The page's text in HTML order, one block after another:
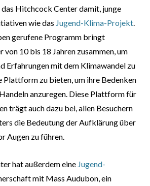
Hitchcock Center damit, junge
wie das Jugend-Klima-Projekt.
gerufene Programm bringt
von 10 bis 18 Jahren zusammen, um
Erfahrungen mit dem Klimawandel zu
Plattform zu bieten, um ihre Bedenken
anzuregen. Diese Plattform für
trägt auch dazu bei, allen Besuchern
die Bedeutung der Aufklärung über
Augen zu führen.
hat außerdem eine Jugend-
mit Mass Audubon, ein